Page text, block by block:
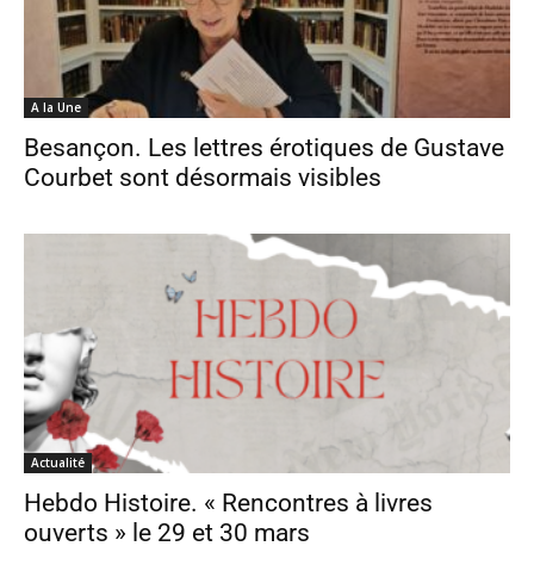
A la Une
Besançon. Les lettres érotiques de Gustave
Courbet sont désormais visibles
Actualité
Hebdo Histoire. « Rencontres à livres
ouverts » le 29 et 30 mars